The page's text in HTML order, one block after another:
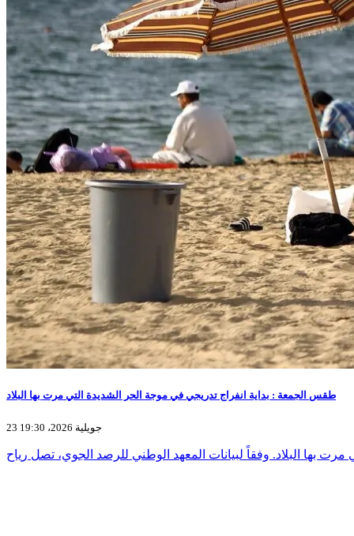
طقس الجمعة : بداية انفراج تدريجي في موجة الحر الشديدة التي مرت بها البلاد
23 جويلية 2026، 19:30